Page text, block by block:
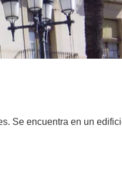
Se encuentra en un